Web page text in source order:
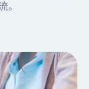
。